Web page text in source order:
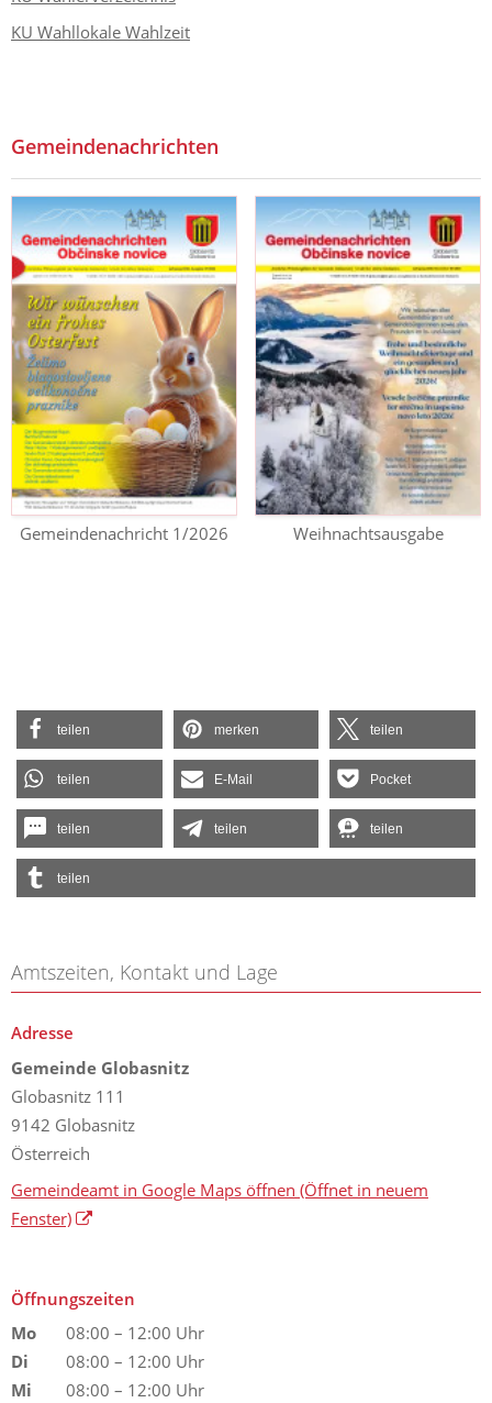
KU Wahllokale Wahlzeit
Gemeindenachrichten
Gemeindenachricht 1/2026 Weihnachtsausgabe
teilen merken teilen
teilen E-Mail Pocket
teilen teilen teilen
teilen
Amtszeiten, Kontakt und Lage
Adresse
Gemeinde Globasnitz
Globasnitz 111
9142 Globasnitz
Österreich
Gemeindeamt in Google Maps öffnen (Öffnet in neuem
Fenster)
Öffnungszeiten
Mo
08:00 – 12:00 Uhr
Di
08:00 – 12:00 Uhr
Mi
08:00 – 12:00 Uhr